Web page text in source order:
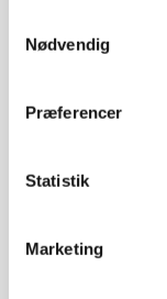
Nødvendig
Præferencer
Statistik
Marketing